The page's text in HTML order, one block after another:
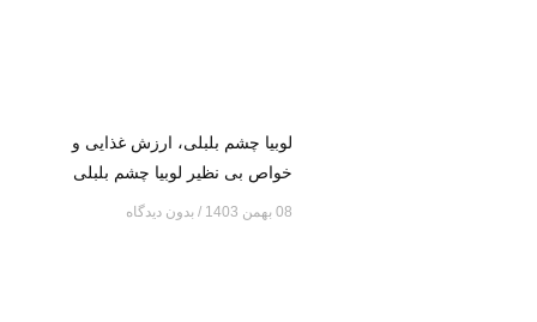
لوبیا چشم بلبلی، ارزش غذایی و
خواص بی نظیر لوبیا چشم بلبلی
08 بهمن 1403 بدون دیدگاه